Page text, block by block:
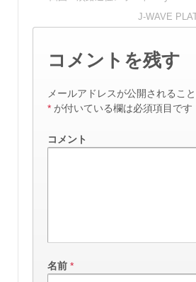
J-WAVE
コメントを残す
メールアドレスが公開されるこ
* が付いている欄は必須項目です
コメント
名前 *